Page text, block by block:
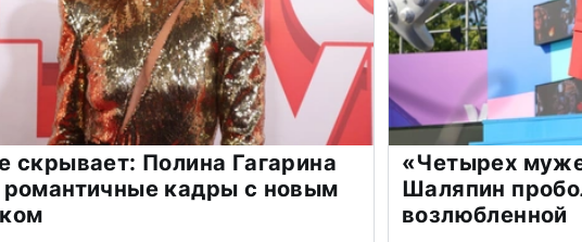
скрывает: Полина Гагарина
романтичные кадры с новым
«Четырех
Шаляпин
возлюбленной